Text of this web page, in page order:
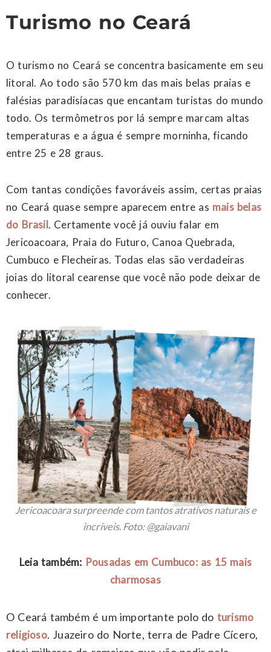
Turismo no Ceará
O turismo no Ceará se concentra basicamente em seu
litoral. Ao todo são 570 km das mais belas praias e
falésias paradisíacas que encantam turistas do mundo
todo. Os termômetros por lá sempre marcam altas
temperaturas e a água é sempre morninha, ficando
entre 25 e 28 graus.
Com tantas condições favoráveis assim, certas praias
no Ceará quase sempre aparecem entre as mais belas
do Brasil. Certamente você já ouviu falar em
Jericoacoara, Praia do Futuro, Canoa Quebrada,
Cumbuco e Flecheiras. Todas elas são verdadeiras
joias do litoral cearense que você não pode deixar de
conhecer.
Jericoacoara surpreende com tantos atrativos naturais e
incríveis. Foto: @gaiavani
Leia também: Pousadas em Cumbuco: as 15 mais
charmosas
O Ceará também é um importante polo do turismo
religioso. Juazeiro do Norte, terra de Padre Cícero,